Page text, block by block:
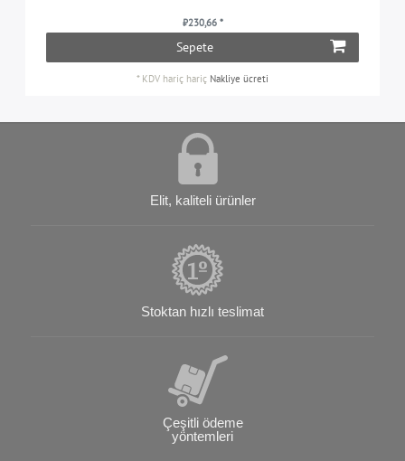
₺230,66 *
Sepete
* KDV hariç hariç Nakliye ücreti
Elit, kaliteli ürünler
Stoktan hızlı teslimat
Çeşitli ödeme
yöntemleri